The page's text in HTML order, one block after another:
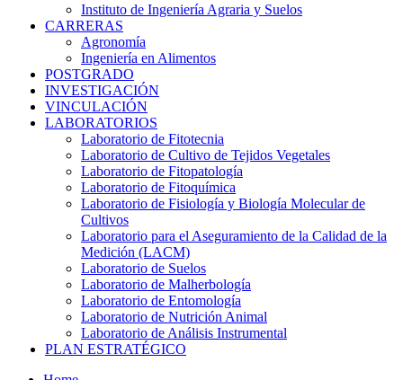
Instituto de Ingeniería Agraria y Suelos
CARRERAS
Agronomía
Ingeniería en Alimentos
POSTGRADO
INVESTIGACIÓN
VINCULACIÓN
LABORATORIOS
Laboratorio de Fitotecnia
Laboratorio de Cultivo de Tejidos Vegetales
Laboratorio de Fitopatología
Laboratorio de Fitoquímica
Laboratorio de Fisiología y Biología Molecular de
Cultivos
Laboratorio para el Aseguramiento de la Calidad de la
Medición (LACM)
Laboratorio de Suelos
Laboratorio de Malherbología
Laboratorio de Entomología
Laboratorio de Nutrición Animal
Laboratorio de Análisis Instrumental
PLAN ESTRATÉGICO